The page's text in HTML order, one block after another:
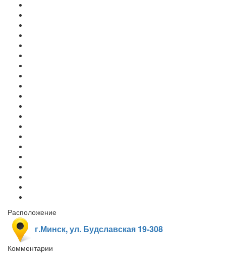
Расположение
г.Минск, ул. Будславская 19-308
Комментарии